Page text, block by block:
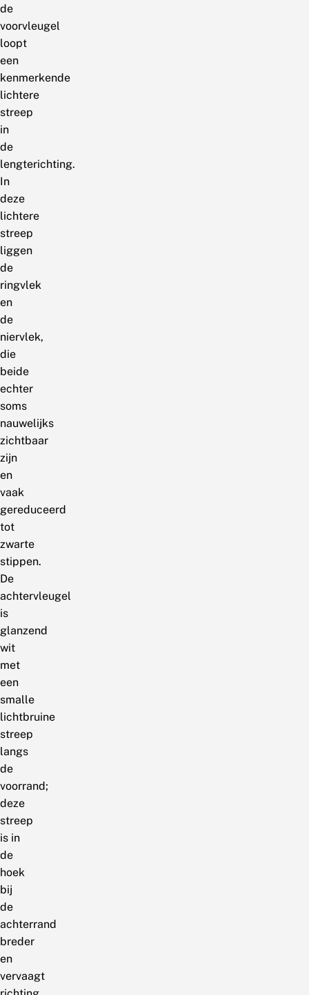
de
voorvleugel
loopt
een
kenmerkende
lichtere
streep
in
de
lengterichting.
In
deze
lichtere
streep
liggen
de
ringvlek
en
de
niervlek,
die
beide
echter
soms
nauwelijks
zichtbaar
zijn
en
vaak
gereduceerd
tot
zwarte
stippen.
De
achtervleugel
is
glanzend
wit
met
een
smalle
lichtbruine
streep
langs
de
voorrand;
deze
streep
is in
de
hoek
bij
de
achterrand
breder
en
vervaagt